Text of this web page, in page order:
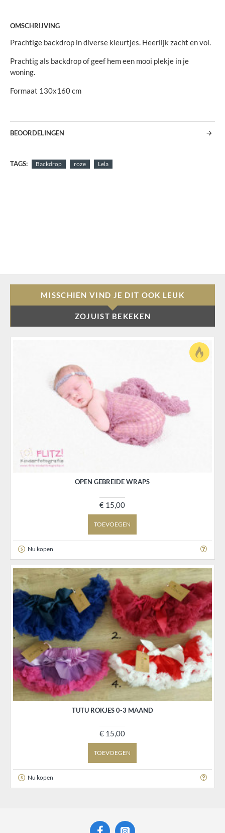
OMSCHRIJVING
Prachtige backdrop in diverse kleurtjes. Heerlijk zacht en vol.
Prachtig als backdrop of geef hem een mooi plekje in je
woning.
Formaat 130x160 cm
BEOORDELINGEN
TAGS: Backdrop roze Lela
MISSCHIEN VIND JE DIT OOK LEUK
ZOJUIST BEKEKEN
OPEN GEBREIDE WRAPS
€ 15,00
TOEVOEGEN
Nu kopen
TUTU ROKJES 0-3 MAAND
€ 15,00
TOEVOEGEN
Nu kopen